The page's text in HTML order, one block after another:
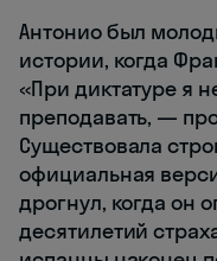
Антонио был
истории, когда
«При диктатуре я
преподавать, —
Существовала
официальная
дрогнул, когда он
десятилетий